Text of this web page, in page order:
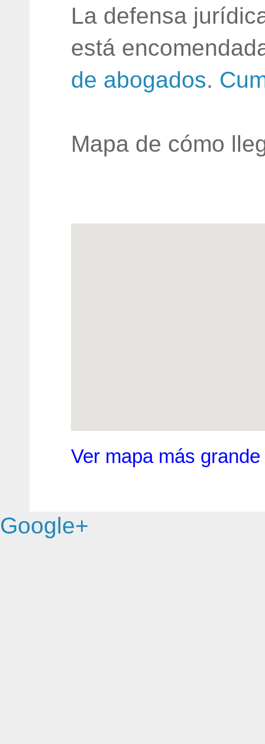
La defensa
está
de abogados.
Mapa de cómo
Ver mapa más grande
Google+